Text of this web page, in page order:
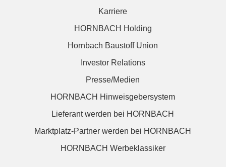
Karriere
HORNBACH Holding
Hornbach Baustoff Union
Investor Relations
Presse/Medien
HORNBACH Hinweisgebersystem
Lieferant werden bei HORNBACH
Marktplatz-Partner werden bei HORNBACH
HORNBACH Werbeklassiker